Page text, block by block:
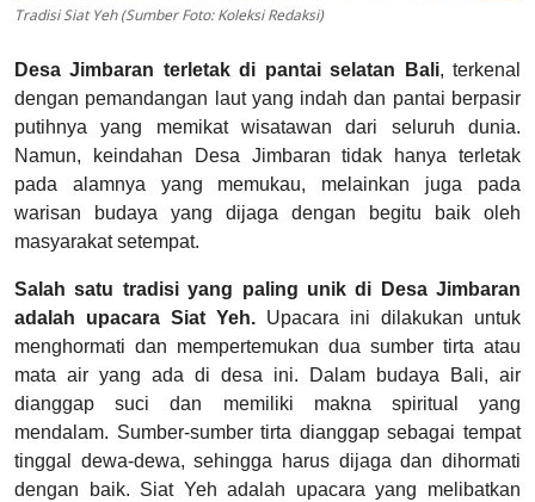
Tradisi Siat Yeh (Sumber Foto: Koleksi Redaksi)
Desa Jimbaran terletak di pantai selatan Bali, terkenal
dengan pemandangan laut yang indah dan pantai berpasir
putihnya yang memikat wisatawan dari seluruh dunia.
Namun, keindahan Desa Jimbaran tidak hanya terletak
pada alamnya yang memukau, melainkan juga pada
warisan budaya yang dijaga dengan begitu baik oleh
masyarakat setempat.
Salah satu tradisi yang paling unik di Desa Jimbaran
adalah upacara Siat Yeh. Upacara ini dilakukan untuk
menghormati dan mempertemukan dua sumber tirta atau
mata air yang ada di desa ini. Dalam budaya Bali, air
dianggap suci dan memiliki makna spiritual yang
mendalam. Sumber-sumber tirta dianggap sebagai tempat
tinggal dewa-dewa, sehingga harus dijaga dan dihormati
dengan baik. Siat Yeh adalah upacara yang melibatkan